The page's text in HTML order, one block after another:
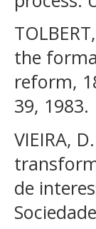
the
reform,
39, 1983.
VIEIRA,
de